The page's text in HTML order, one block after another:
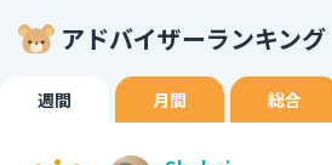
アドバイザーランキング
週間 月間 総合